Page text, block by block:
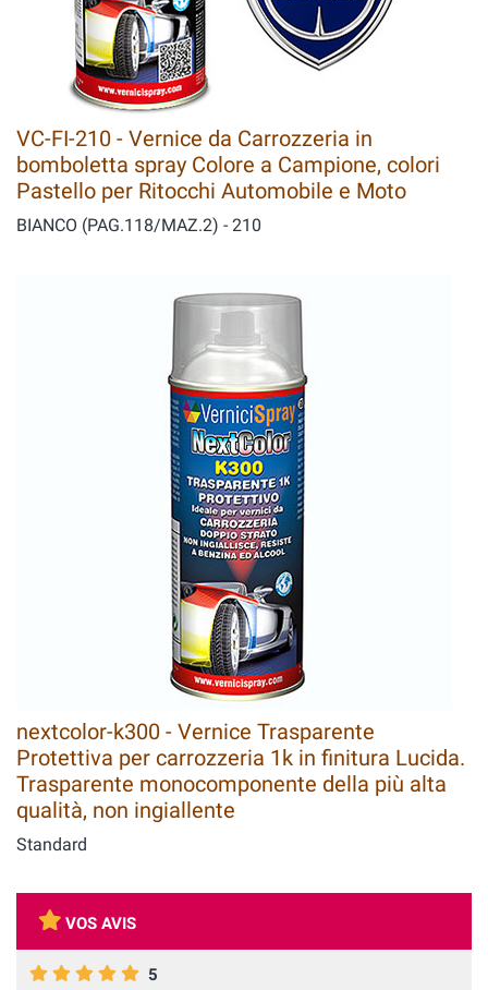
VC-FI-210 - Vernice da Carrozzeria in
bomboletta spray Colore a Campione, colori
Pastello per Ritocchi Automobile e Moto
BIANCO (PAG.118/MAZ.2) - 210
nextcolor-k300 - Vernice Trasparente
Protettiva per carrozzeria 1k in finitura Lucida.
Trasparente monocomponente della più alta
qualità, non ingiallente
Standard
VOS AVIS
5